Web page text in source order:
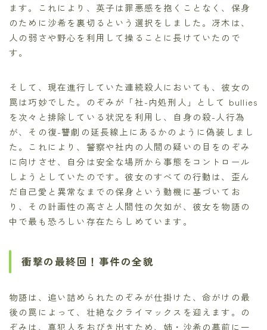
ます。これにより、英子は罪悪感を抱くことなく、保身
のために沙希を裏切るという選択をしました。冴木は、
人の弱さや野心を利用して操ることに長けていたので
す。
そして、現在進行していた連続殺人においても、彼女の
罠は巧妙でした。のぞみが「社-内処刑人」として bullies
を次々と排除している状況を利用し、自身の殺-人行為
が、その復-讐劇の延長線上にあるかのように偽装しまし
た。これにより、警察や社内の人間の疑いの目をのぞみ
に向けさせ、自分は安全な場所から事態をコントロール
しようとしていたのです。彼女のすべての行動は、歪ん
だ自己愛と異常なまでの保身という動機に基づいてお
り、その計画性の高さと人間性の欠如が、彼女を物語の
中で最も恐ろしい存在たらしめています。
衝撃の最終回！事件の全貌
物語は、追い詰められたのぞみが仕掛けた、命がけの最
後の罠によって、壮絶なクライマックスを迎えます。の
ぞみは、真犯人をおびき出すため、姉・沙希の墓前に一